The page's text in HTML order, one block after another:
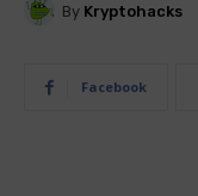
By Kryptohacks
Facebook